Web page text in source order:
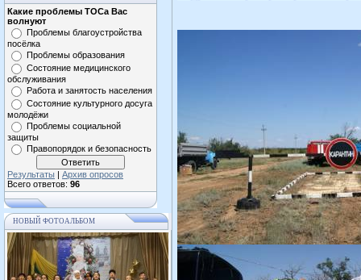
Какие проблемы ТОСа Вас
волнуют
Проблемы благоустройства
посёлка
Проблемы образования
Состояние медицинского
обслуживания
Работа и занятость населения
Состояние культурного досуга
молодёжи
Проблемы социальной
защиты
Правопорядок и безопасность
Результаты | Архив опросов
Всего ответов: 96
НОВЫЙ ФОТОАЛЬБОМ